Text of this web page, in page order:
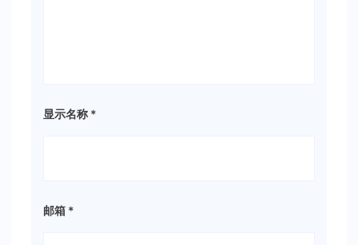
显示名称 *
邮箱 *